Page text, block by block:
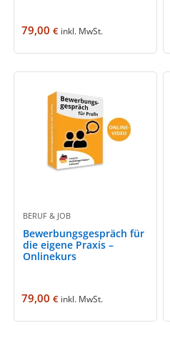
79,00€ inkl. MwSt.
BERUF & JOB
Bewerbungsgespräch für
die eigene Praxis –
Onlinekurs
79,00€ inkl. MwSt.